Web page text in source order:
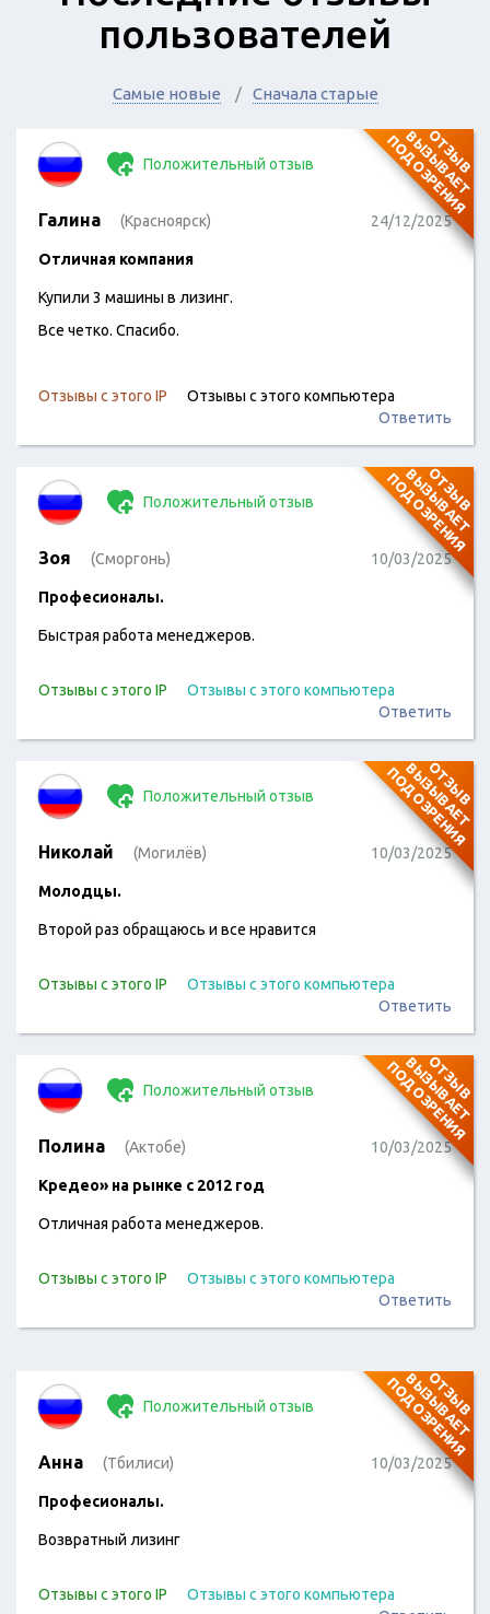
пользователей
Самые новые Сначала старые
О
Т
З
Ы
В
В
Ы
З
Ы
В
А
Е
Т
П
О
Д
О
З
Р
Е
Н
И
Я
Положительный отзыв
Галина (Красноярск) 24/12/2025
Отличная компания
Купили 3 машины в лизинг.
Все четко. Спасибо.
Отзывы с этого IP
Отзывы с этого компьютера
Ответить
О
Т
З
Ы
В
В
Ы
З
Ы
В
А
Е
Т
П
О
Д
О
З
Р
Е
Н
И
Я
Положительный отзыв
Зоя (Сморгонь) 10/03/2025
Професионалы.
Быстрая работа менеджеров.
Отзывы с этого IP
Отзывы с этого компьютера
Ответить
О
Т
З
Ы
В
В
Ы
З
Ы
В
А
Е
Т
П
О
Д
О
З
Р
Е
Н
И
Я
Положительный отзыв
Николай (Могилёв) 10/03/2025
Молодцы.
Второй раз обращаюсь и все нравится
Отзывы с этого IP
Отзывы с этого компьютера
Ответить
О
Т
З
Ы
В
В
Ы
З
Ы
В
А
Е
Т
П
О
Д
О
З
Р
Е
Н
И
Я
Положительный отзыв
Полина (Актобе) 10/03/2025
Кредео» на рынке с 2012 год
Отличная работа менеджеров.
Отзывы с этого IP
Отзывы с этого компьютера
Ответить
О
Т
З
Ы
В
В
Ы
З
Ы
В
А
Е
Т
П
О
Д
О
З
Р
Е
Н
И
Я
Положительный отзыв
Анна (Тбилиси) 10/03/2025
Професионалы.
Возвратный лизинг
Отзывы с этого IP
Отзывы с этого компьютера